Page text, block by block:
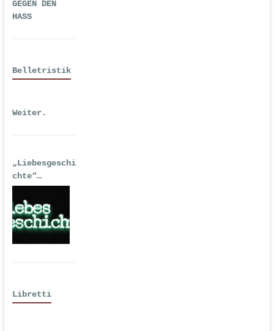
GEGEN DEN
HASS
Belletristik
Weiter.
„Liebesgeschi
chte“
| Erstausgabe
2016 als
Hörspiel
Libretti